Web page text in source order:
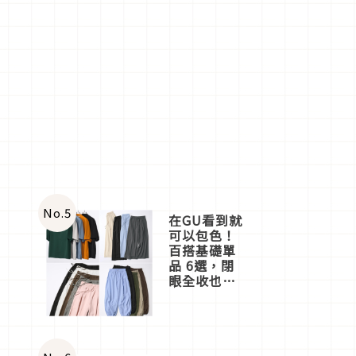
No.5 在GU看到就
可以包色！
百搭基礎單
品 6選，閉
眼全收也不